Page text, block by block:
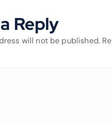
Reply
will not be published.